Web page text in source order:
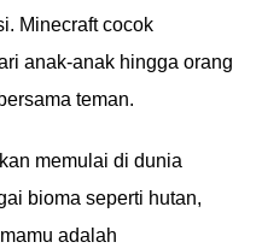
Minecraft cocok
anak-anak hingga orang
teman.
memulai di dunia
bioma seperti hutan,
adalah